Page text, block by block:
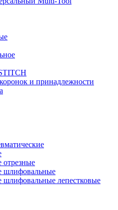
и принадлежности
отрезные
шлифовальные
шлифовальные лепестковые